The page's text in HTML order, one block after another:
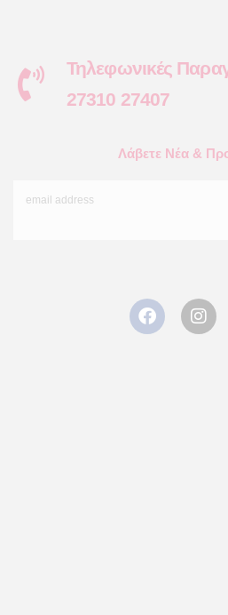
Τηλεφωνικές
27310 27407
Λάβετε Νέα &